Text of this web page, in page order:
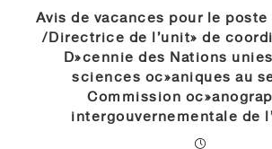
Avis de vacances pour le
/Directrice de l’unité de
Décennie des Nations
sciences océaniques au
Commission
intergouvernementale de